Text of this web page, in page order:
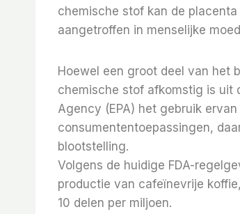
chemische stof kan de
aangetroffen in menselijke
Hoewel een groot deel van het
chemische stof afkomstig is uit
Agency (EPA) het gebruik
consumententoepassingen,
blootstelling.
Volgens de huidige FDA-
productie van cafeïnevrije
10 delen per miljoen.